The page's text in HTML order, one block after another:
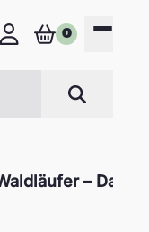
Mijn profiel
0
Zoeken
–